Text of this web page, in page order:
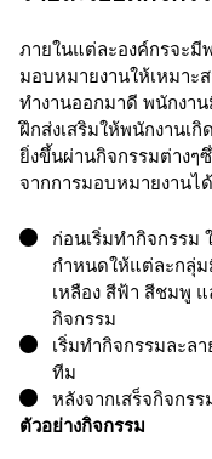
ภายในแต่ละองค์กรจะ
มอบหมายงานให้เหมา
ทำงานออกมาดี พนักงา
ฝึกส่งเสริมให้พนักงานเ
ยิ่งขึ้นผ่านกิจกรรมต่างๆ
จากการมอบหมายงานไ
ก่อนเริ่มทำกิจกรรม
กำหนดให้แต่ละกลุ่ม
เหลือง สีฟ้า สีชมพู
กิจกรรม
เริ่มทำกิจกรรมละล
ทีม
หลังจากเสร็จกิจกร
ตัวอย่างกิจกรรม